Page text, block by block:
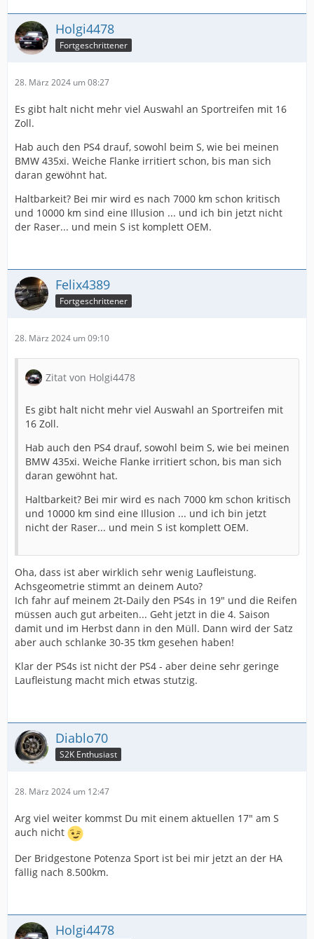
Holgi4478
Fortgeschrittener
28. März 2024 um 08:27
Es gibt halt nicht mehr viel Auswahl an Sportreifen mit 16
Zoll.
Hab auch den PS4 drauf, sowohl beim S, wie bei meinen
BMW 435xi. Weiche Flanke irritiert schon, bis man sich
daran gewöhnt hat.
Haltbarkeit? Bei mir wird es nach 7000 km schon kritisch
und 10000 km sind eine Illusion ... und ich bin jetzt nicht
der Raser... und mein S ist komplett OEM.
Felix4389
Fortgeschrittener
28. März 2024 um 09:10
Zitat von Holgi4478
Es gibt halt nicht mehr viel Auswahl an Sportreifen mit
16 Zoll.
Hab auch den PS4 drauf, sowohl beim S, wie bei meinen
BMW 435xi. Weiche Flanke irritiert schon, bis man sich
daran gewöhnt hat.
Haltbarkeit? Bei mir wird es nach 7000 km schon kritisch
und 10000 km sind eine Illusion ... und ich bin jetzt
nicht der Raser... und mein S ist komplett OEM.
Oha, dass ist aber wirklich sehr wenig Laufleistung.
Achsgeometrie stimmt an deinem Auto?
Ich fahr auf meinem 2t-Daily den PS4s in 19" und die Reifen
müssen auch gut arbeiten... Geht jetzt in die 4. Saison
damit und im Herbst dann in den Müll. Dann wird der Satz
aber auch schlanke 30-35 tkm gesehen haben!
Klar der PS4s ist nicht der PS4 - aber deine sehr geringe
Laufleistung macht mich etwas stutzig.
Diablo70
S2K Enthusiast
28. März 2024 um 12:47
Arg viel weiter kommst Du mit einem aktuellen 17" am S
auch nicht
Der Bridgestone Potenza Sport ist bei mir jetzt an der HA
fällig nach 8.500km.
Holgi4478